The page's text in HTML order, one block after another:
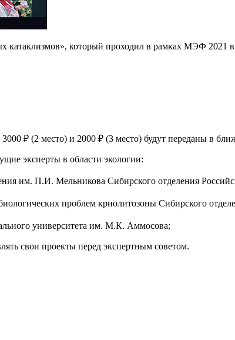
катаклизмов», который проходил в рамках МЭФ 2021
₽ (2 место) и 2000 ₽ (3 место) будут переданы в
эксперты в области экологии:
им. П.И. Мельникова Сибирского отделения
проблем криолитозоны Сибирского
университета им. М.К. Аммосова;
свои проекты перед экспертным советом.